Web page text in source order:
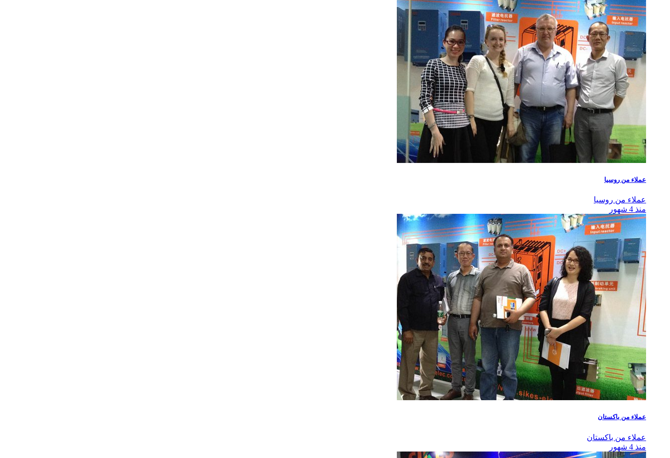
عملاء من روسيا
عملاء من روسيا
منذ 4 شهور
عملاء من باكستان
عملاء من باكستان
منذ 4 شهور